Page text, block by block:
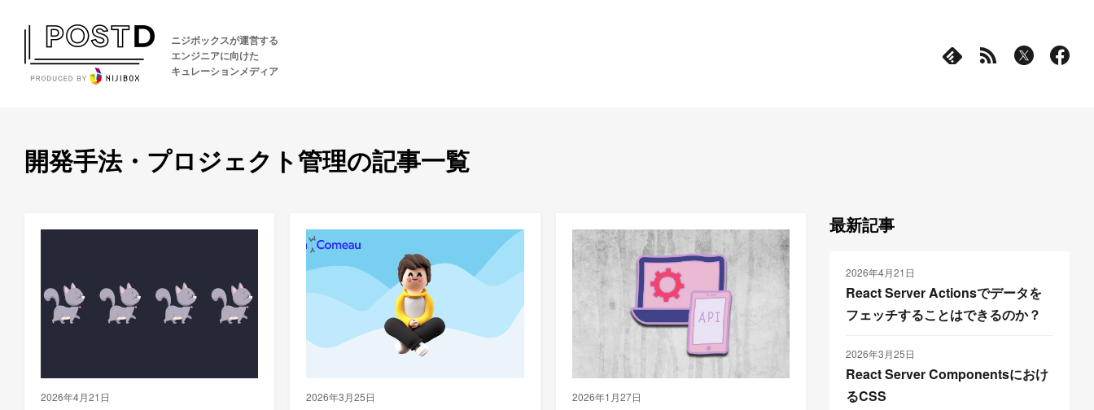
ニジボックスが運営する
エンジニアに向けた
キュレーションメディア
開発手法・プロジェクト管理の記事一覧
2026年4月21日 2026年3月25日 2026年1月27日
最新記事
2026年4月21日
React Server Actionsでデータを
フェッチすることはできるのか？
2026年3月25日
React Server Componentsにおけ
るCSS